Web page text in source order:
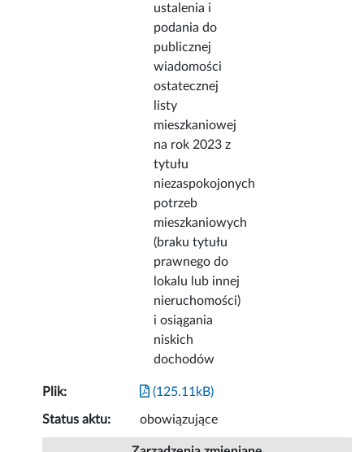
ustalenia i
podania do
publicznej
wiadomości
ostatecznej
listy
mieszkaniowej
na rok 2023 z
tytułu
niezaspokojonych
potrzeb
mieszkaniowych
(braku tytułu
prawnego do
lokalu lub innej
nieruchomości)
i osiągania
niskich
dochodów
Plik: (125.11kB)
Status aktu: obowiązujące